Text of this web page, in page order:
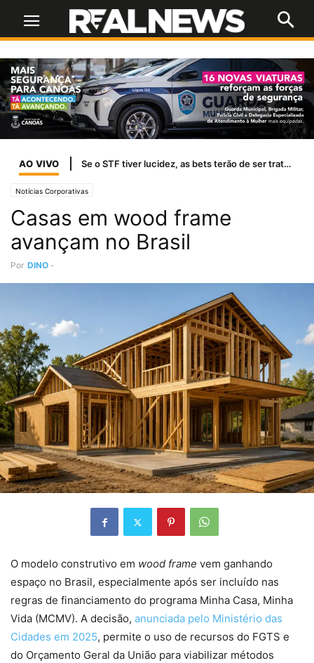
AO VIVO Temporais afetam abastecimento de água em 37 cidades do RS
Notícias Corporativas
Casas em wood frame
avançam no Brasil
Por DINO -
O modelo construtivo em wood frame vem ganhando
espaço no Brasil, especialmente após ser incluído nas
regras de financiamento do programa Minha Casa, Minha
Vida (MCMV). A decisão, anunciada pelo Ministério das
Cidades em 2025, permite o uso de recursos do FGTS e
do Orçamento Geral da União para viabilizar métodos